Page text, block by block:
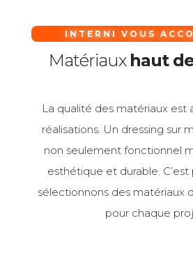
INTERNI VOUS
Matériaux haut
La qualité des matériaux
réalisations. Un dressing sur
non seulement fonctionnel
esthétique et durable.
sélectionnons des matériaux
pour chaque